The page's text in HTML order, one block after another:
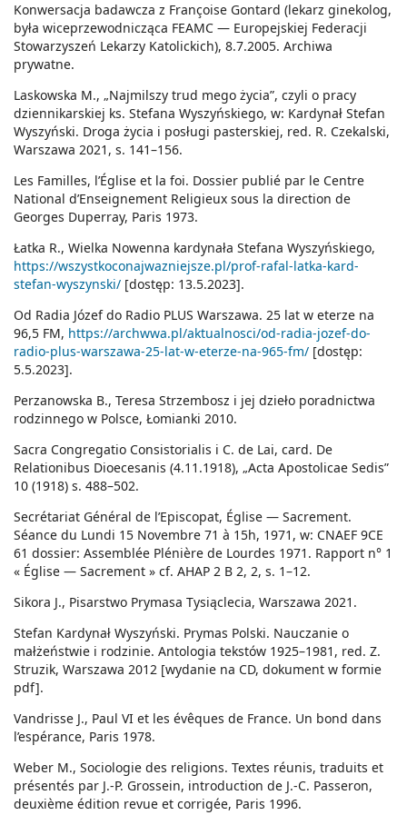
Konwersacja badawcza z Françoise Gontard (lekarz ginekolog,
była wiceprzewodnicząca FEAMC — Europejskiej Federacji
Stowarzyszeń Lekarzy Katolickich), 8.7.2005. Archiwa
prywatne.
Laskowska M., „Najmilszy trud mego życia”, czyli o pracy
dziennikarskiej ks. Stefana Wyszyńskiego, w: Kardynał Stefan
Wyszyński. Droga życia i posługi pasterskiej, red. R. Czekalski,
Warszawa 2021, s. 141–156.
Les Familles, l’Église et la foi. Dossier publié par le Centre
National d’Enseignement Religieux sous la direction de
Georges Duperray, Paris 1973.
Łatka R., Wielka Nowenna kardynała Stefana Wyszyńskiego,
https://wszystkoconajwazniejsze.pl/prof-rafal-latka-kard-
stefan-wyszynski/ [dostęp: 13.5.2023].
Od Radia Józef do Radio PLUS Warszawa. 25 lat w eterze na
96,5 FM, https://archwwa.pl/aktualnosci/od-radia-jozef-do-
radio-plus-warszawa-25-lat-w-eterze-na-965-fm/ [dostęp:
5.5.2023].
Perzanowska B., Teresa Strzembosz i jej dzieło poradnictwa
rodzinnego w Polsce, Łomianki 2010.
Sacra Congregatio Consistorialis i C. de Lai, card. De
Relationibus Dioecesanis (4.11.1918), „Acta Apostolicae Sedis”
10 (1918) s. 488–502.
Secrétariat Général de l’Episcopat, Église — Sacrement.
Séance du Lundi 15 Novembre 71 à 15h, 1971, w: CNAEF 9CE
61 dossier: Assemblée Plénière de Lourdes 1971. Rapport n° 1
« Église — Sacrement » cf. AHAP 2 B 2, 2, s. 1–12.
Sikora J., Pisarstwo Prymasa Tysiąclecia, Warszawa 2021.
Stefan Kardynał Wyszyński. Prymas Polski. Nauczanie o
małżeństwie i rodzinie. Antologia tekstów 1925–1981, red. Z.
Struzik, Warszawa 2012 [wydanie na CD, dokument w formie
pdf].
Vandrisse J., Paul VI et les évêques de France. Un bond dans
l’espérance, Paris 1978.
Weber M., Sociologie des religions. Textes réunis, traduits et
présentés par J.-P. Grossein, introduction de J.-C. Passeron,
deuxième édition revue et corrigée, Paris 1996.